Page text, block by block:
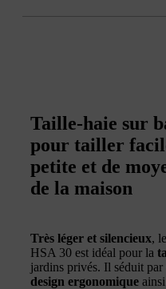
Taille-haie sur
pour tailler
petite et de
de la maison
Très léger et silencieux,
HSA 30 est idéal pour la
jardins privés. Il séduit par
design ergonomique